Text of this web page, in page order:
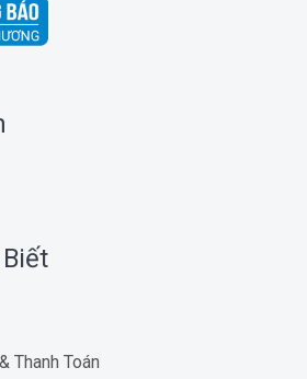
Thanh Toán